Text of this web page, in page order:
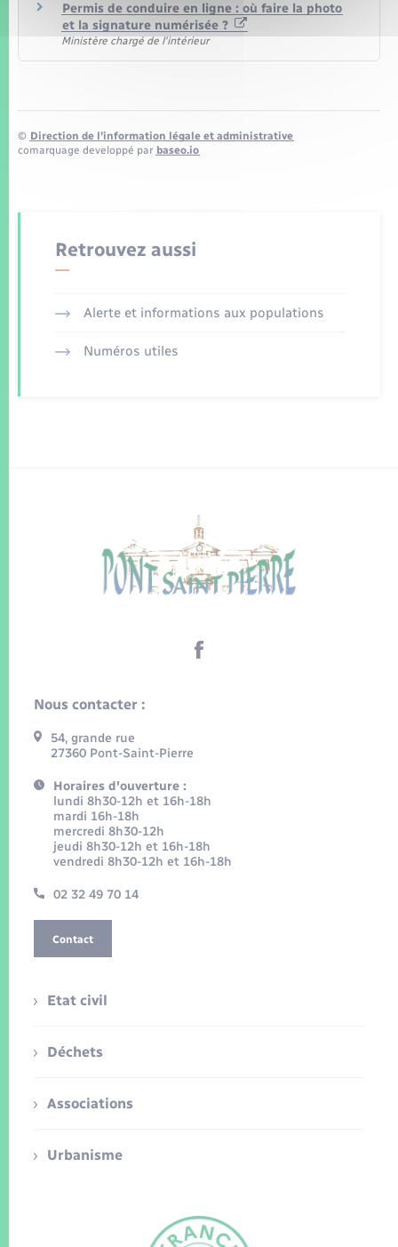
Permis de conduire en ligne : où faire la photo
et la signature numérisée ?
Ministère chargé de l'intérieur
© Direction de l’information légale et administrative
comarquage developpé par baseo.io
Retrouvez aussi
Alerte et informations aux populations
Numéros utiles
Nous contacter :
54, grande rue
27360 Pont-Saint-Pierre
Horaires d'ouverture :
lundi 8h30-12h et 16h-18h
mardi 16h-18h
mercredi 8h30-12h
jeudi 8h30-12h et 16h-18h
vendredi 8h30-12h et 16h-18h
02 32 49 70 14
Contact
Etat civil
Déchets
Associations
Urbanisme